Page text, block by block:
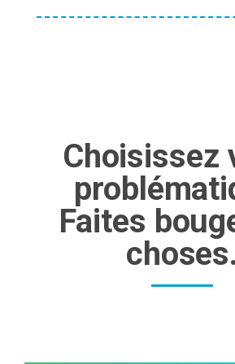
Choisissez
Faites
choses.